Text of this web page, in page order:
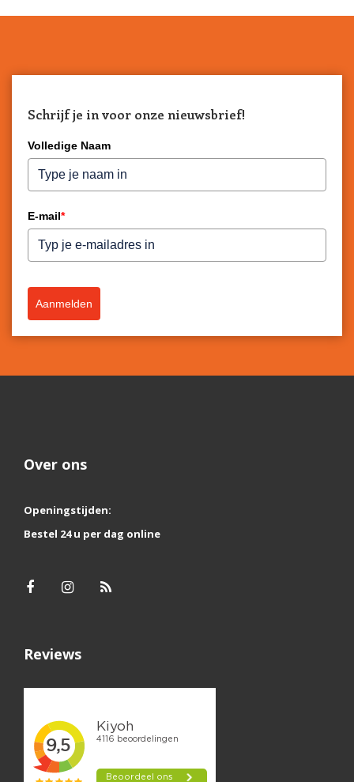
Schrijf je in voor onze nieuwsbrief!
Volledige Naam
E-mail*
Aanmelden
Over ons
Openingstijden:
Bestel 24 u per dag online
Reviews